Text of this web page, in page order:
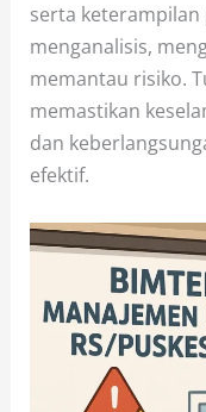
serta
menganalisis,
memantau risiko.
memastikan
dan
efektif.